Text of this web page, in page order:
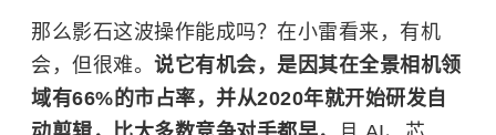
那么影石这波操作能成吗？在小雷看来，有机
会，但很难。 说它有机会，是因其在全景相机领
域有66%的市占率，并从2020年就开始研发自